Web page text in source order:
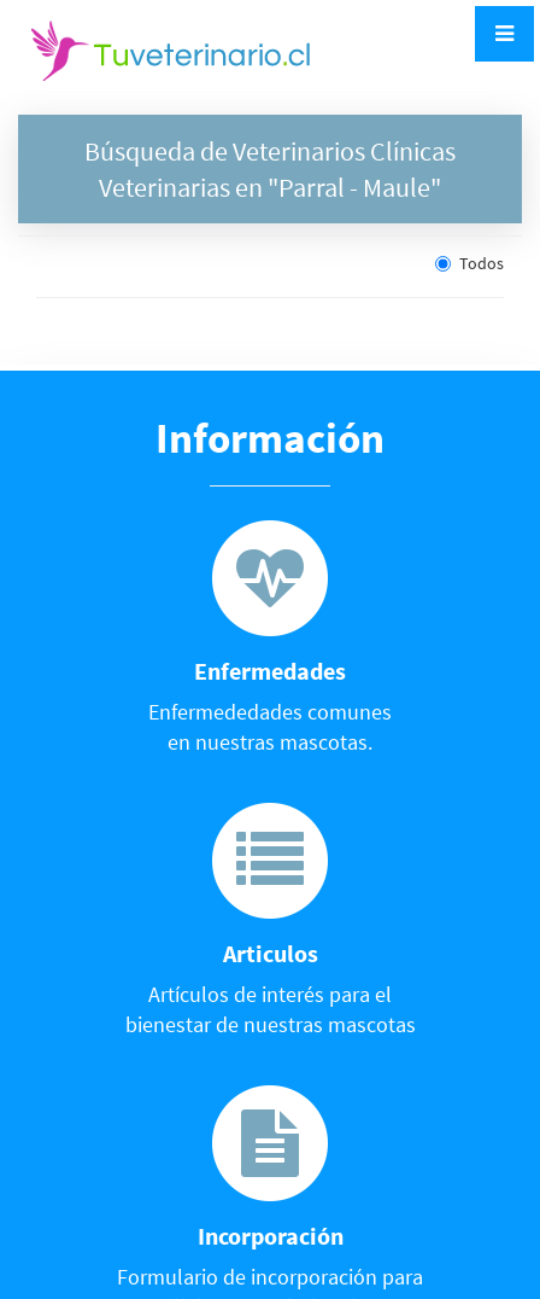
Búsqueda de Veterinarios Clínicas
Veterinarias en "Parral - Maule"
Todos
Información
Enfermedades
Enfermededades comunes
en nuestras mascotas.
Articulos
Artículos de interés para el
bienestar de nuestras mascotas
Incorporación
Formulario de incorporación para